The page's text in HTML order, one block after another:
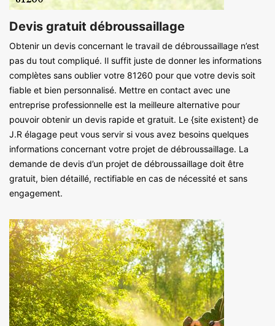
Devis gratuit débroussaillage
Obtenir un devis concernant le travail de débroussaillage n’est
pas du tout compliqué. Il suffit juste de donner les informations
complètes sans oublier votre 81260 pour que votre devis soit
fiable et bien personnalisé. Mettre en contact avec une
entreprise professionnelle est la meilleure alternative pour
pouvoir obtenir un devis rapide et gratuit. Le {site existent} de
J.R élagage peut vous servir si vous avez besoins quelques
informations concernant votre projet de débroussaillage. La
demande de devis d’un projet de débroussaillage doit être
gratuit, bien détaillé, rectifiable en cas de nécessité et sans
engagement.